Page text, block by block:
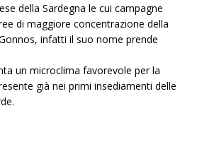
della Sardegna le cui campagne
di maggiore concentrazione della
infatti il suo nome prende
un microclima favorevole per la
già nei primi insediamenti delle